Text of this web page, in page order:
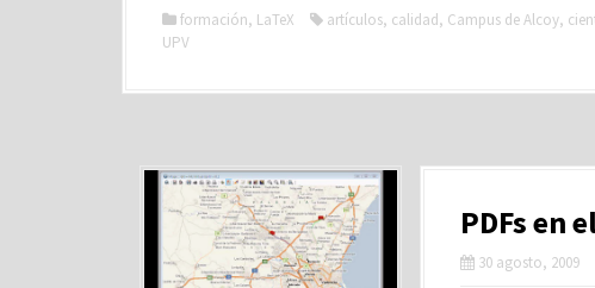
formación, LaTeX artículos, calidad, Campus de Alcoy,
UPV
PDFs en
30 agosto, 2009